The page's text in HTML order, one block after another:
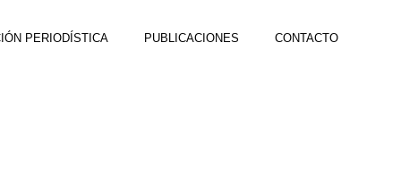
PERIODÍSTICA PUBLICACIONES CONTACTO